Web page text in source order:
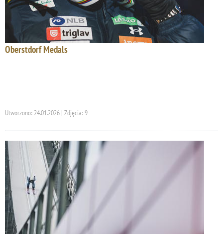
Oberstdorf Medals
Utworzono: 24.01.2026 | Zdjęcia: 9